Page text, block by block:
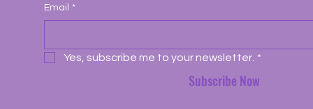
Email *
Yes, subscribe me to your newsletter. *
Subscribe Now